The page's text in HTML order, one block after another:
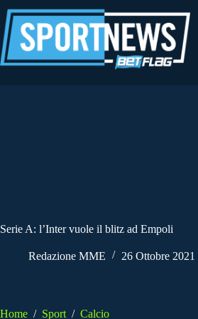
al
contenuto
Serie A: l’Inter vuole il blitz ad Empoli
Redazione MME 26 Ottobre 2021
Home / Sport / Calcio